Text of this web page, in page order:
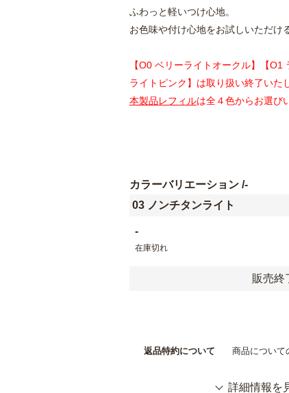
ふわっと軽いつけ心地。
お色味や付け心地をお試しいただけ
【O0 ベリーライトオークル】【
ライトピンク】は取り扱い終了いた
本製品レフィルは全４色からお選び
カラーバリエーション -
03 ノンチタンライト
-
在庫切れ
販売終
返品特約について 商品について
詳細情報を